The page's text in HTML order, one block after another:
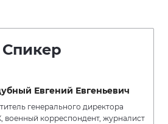
Спикер
Евгений Евгеньевич
генерального директора
военный корреспондент, журналист